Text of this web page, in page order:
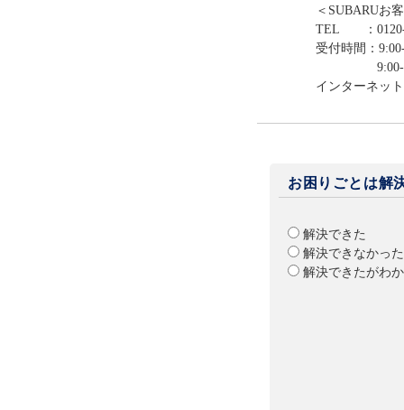
＜SUBARUお
TEL ：0120-
受付時間：
9:00-12:00
インターネッ
お困りごとは解
解決できた
解決できなかった
解決できたがわ